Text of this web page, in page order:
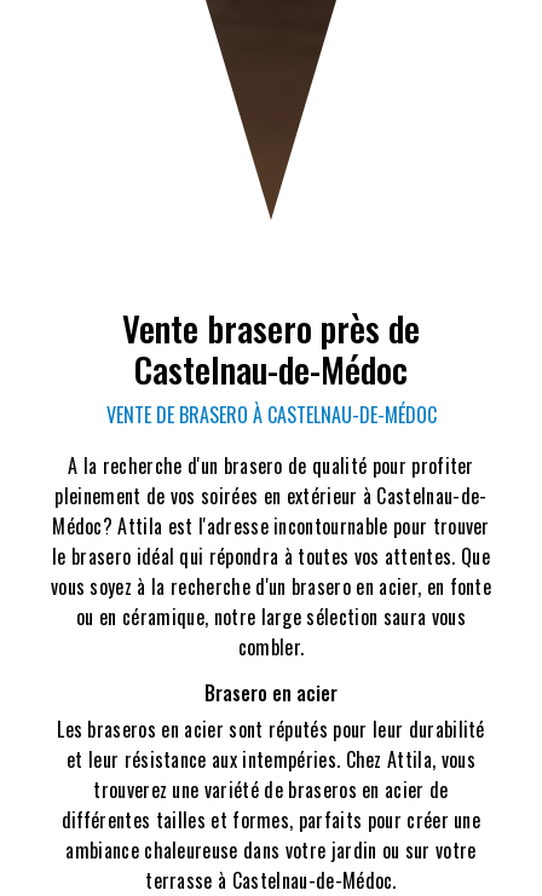
Vente brasero près de
Castelnau-de-Médoc
VENTE DE BRASERO À CASTELNAU-DE-MÉDOC
A la recherche d'un brasero de qualité pour profiter
pleinement de vos soirées en extérieur à Castelnau-de-
Médoc? Attila est l'adresse incontournable pour trouver
le brasero idéal qui répondra à toutes vos attentes. Que
vous soyez à la recherche d'un brasero en acier, en fonte
ou en céramique, notre large sélection saura vous
combler.
Brasero en acier
Les braseros en acier sont réputés pour leur durabilité
et leur résistance aux intempéries. Chez Attila, vous
trouverez une variété de braseros en acier de
différentes tailles et formes, parfaits pour créer une
ambiance chaleureuse dans votre jardin ou sur votre
terrasse à Castelnau-de-Médoc.